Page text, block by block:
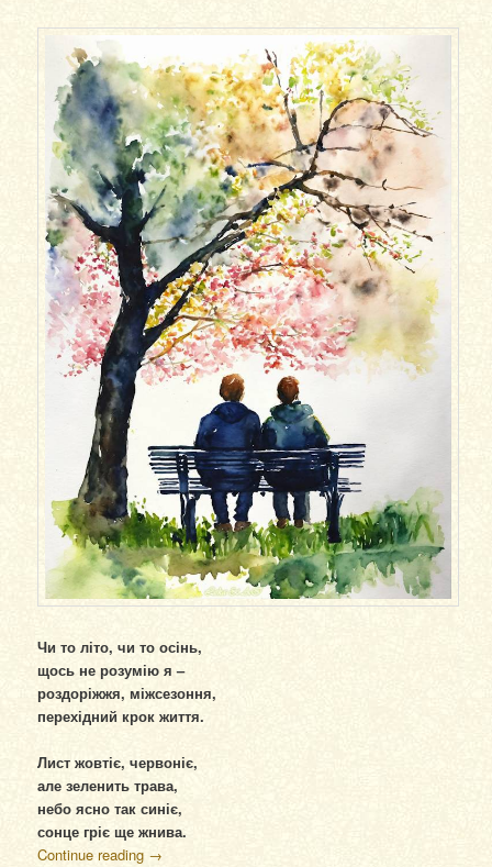
Чи то літо, чи то осінь,
щось не розумію я –
роздоріжжя, міжсезоння,
перехідний крок життя.
Лист жовтіє, червоніє,
але зеленить трава,
небо ясно так синіє,
сонце гріє ще жнива.
Continue reading →